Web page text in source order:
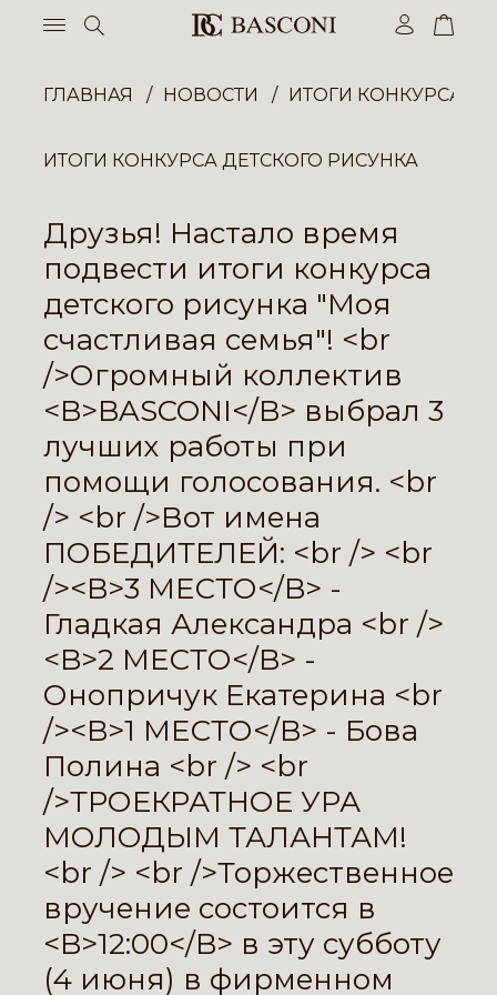
ГЛАВНАЯ НОВОСТИ ИТОГИ КОНКУРСА
ИТОГИ КОНКУРСА ДЕТСКОГО РИСУНКА
Друзья! Настало время
подвести итоги конкурса
детского рисунка "Моя
счастливая семья"! <br
/>Огромный коллектив
<B>BASCONI</B> выбрал 3
лучших работы при
помощи голосования. <br
/> <br />Вот имена
ПОБЕДИТЕЛЕЙ: <br /> <br
/><B>3 МЕСТО</B> -
Гладкая Александра <br />
<B>2 МЕСТО</B> -
Онопричук Екатерина <br
/><B>1 МЕСТО</B> - Бова
Полина <br /> <br
/>ТРОЕКРАТНОЕ УРА
МОЛОДЫМ ТАЛАНТАМ!
<br /> <br />Торжественное
вручение состоится в
<B>12:00</B> в эту субботу
(4 июня) в фирменном